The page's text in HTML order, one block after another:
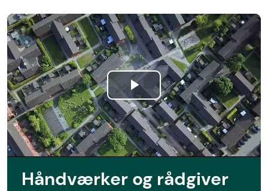
Play
Video
Håndværker og rådgiver